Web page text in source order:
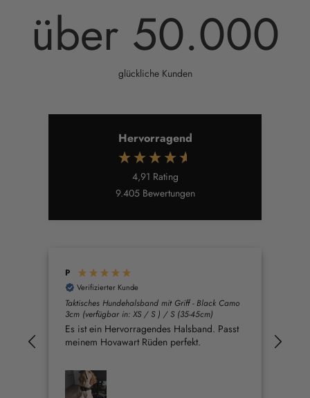
über 50.000
glückliche Kunden
Hervorragend
4,91 Rating
9.405 Bewertungen
P
Verifizierter Kunde
Taktisches Hundehalsband mit Griff - Black Camo
3cm (verfügbar in: XS / S ) / S (35-45cm)
Es ist ein Hervorragendes Halsband. Passt
meinem Hovawart Rüden perfekt.